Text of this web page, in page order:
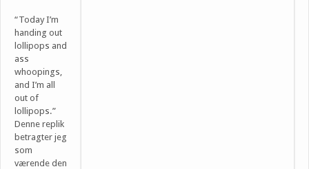
“Today I’m
handing out
lollipops and
ass
whoopings,
and I’m all
out of
lollipops.”
Denne replik
betragter jeg
som
værende den